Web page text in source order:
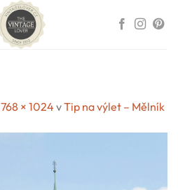
768 × 1024 vTip na výlet – Mělník